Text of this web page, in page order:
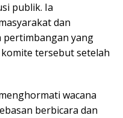
publik. Ia
dan
pertimbangan yang
tersebut setelah
wacana
berbicara dan